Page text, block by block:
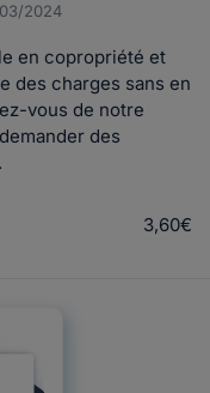
2024
en copropriété et
des charges sans en
vous de notre
des
3,60€